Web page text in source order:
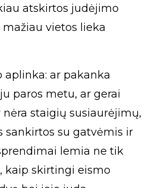
atskirtos judėjimo
vietos lieka
ar pakanka
paros metu, ar gerai
staigių susiaurėjimų,
sankirtos su gatvėmis ir
lemia ne tik
kaip skirtingi eismo